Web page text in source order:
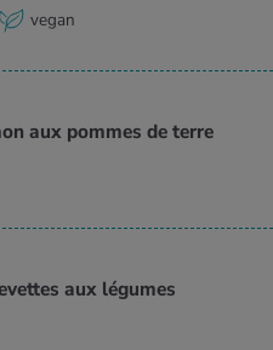
vegan
aux pommes de terre
aux légumes